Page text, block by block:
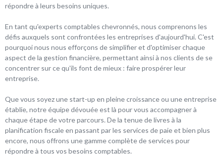
répondre à leurs besoins uniques.
En tant qu'experts comptables chevronnés, nous comprenons les
défis auxquels sont confrontées les entreprises d'aujourd'hui. C'est
pourquoi nous nous efforçons de simplifier et d'optimiser chaque
aspect de la gestion financière, permettant ainsi à nos clients de se
concentrer sur ce qu'ils font de mieux : faire prospérer leur
entreprise.
Que vous soyez une start-up en pleine croissance ou une entreprise
établie, notre équipe dévouée est là pour vous accompagner à
chaque étape de votre parcours. De la tenue de livres à la
planification fiscale en passant par les services de paie et bien plus
encore, nous offrons une gamme complète de services pour
répondre à tous vos besoins comptables.